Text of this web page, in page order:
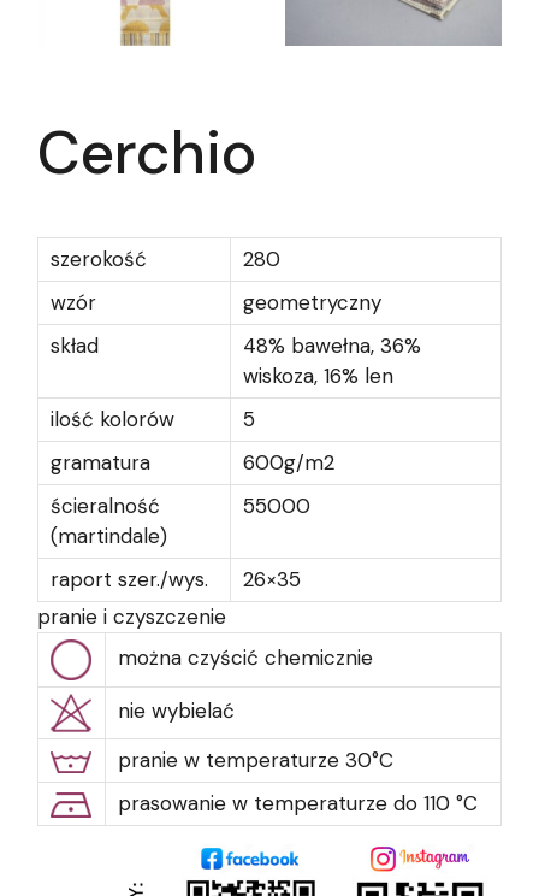
Cerchio
szerokość
280
wzór
geometryczny
skład
48% bawełna, 36%
wiskoza, 16% len
ilość kolorów
5
gramatura
600g/m2
ścieralność
(martindale)
55000
raport szer./wys.
26×35
pranie i czyszczenie
można czyścić chemicznie
nie wybielać
pranie w temperaturze 30°C
prasowanie w temperaturze do 110 °C